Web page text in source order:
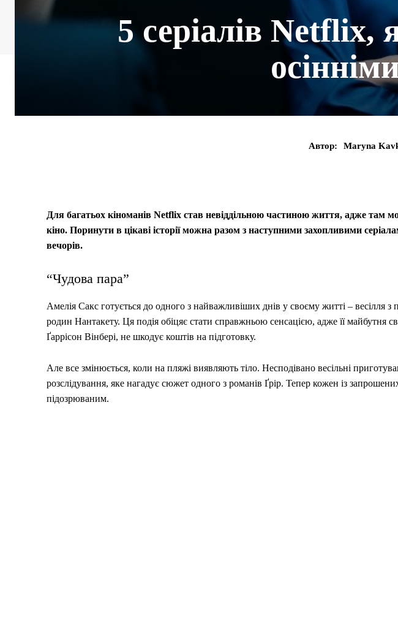
5 серіалів Netflix,
Автор: Maryna
Для багатьох кіноманів Netflix став невіддільною частиною життя, адже там
кіно. Поринути в цікаві історії можна разом з наступними захопливими
вечорів.
“Чудова пара”
Амелія Сакс готується до одного з найважливіших днів у своєму житті – весілля з
родин Нантакету. Ця подія обіцяє стати справжньою сенсацією, адже її майбутня
Ґаррісон Вінбері, не шкодує коштів на підготовку.
Але все змінюється, коли на пляжі виявляють тіло. Несподівано весільні
розслідування, яке нагадує сюжет одного з романів Ґрір. Тепер кожен із
підозрюваним.